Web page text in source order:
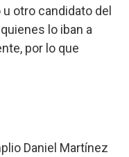
otro candidato del
lo iban a
por lo que
Daniel Martínez